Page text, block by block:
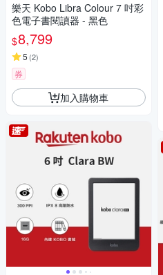
樂天 Kobo Libra Colour 7 吋彩
色電子書閱讀器 - 黑色
$8,799
5 (2)
券
加入購物車